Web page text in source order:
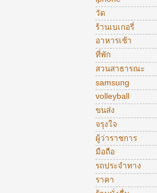
วัด
ร้านเบเกอรี่
อาหารเช้า
ที่พัก
สวนสาธารณะ
samsung
volleyball
ขนส่ง
จรุงใจ
ผู้ว่าราชการ
มือถือ
รถประจำทาง
ราคา